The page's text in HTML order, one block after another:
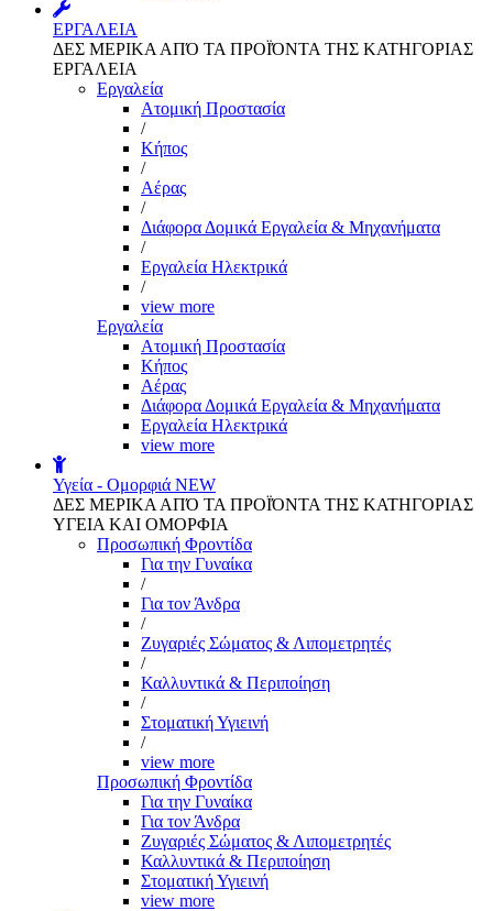
ΕΡΓΑΛΕΙΑ
ΔΕΣ ΜΕΡΙΚΑ ΑΠΌ ΤΑ ΠΡΟΪΌΝΤΑ ΤΗΣ ΚΑΤΗΓΟΡΙΑΣ
ΕΡΓΑΛΕΙΑ
Εργαλεία
Aτομική Προστασία
/
Kήπος
/
Αέρας
/
Διάφορα Δομικά Εργαλεία & Μηχανήματα
/
Εργαλεία Ηλεκτρικά
/
view more
Εργαλεία
Aτομική Προστασία
Kήπος
Αέρας
Διάφορα Δομικά Εργαλεία & Μηχανήματα
Εργαλεία Ηλεκτρικά
view more
Υγεία - Ομορφιά NEW
ΔΕΣ ΜΕΡΙΚΑ ΑΠΌ ΤΑ ΠΡΟΪΌΝΤΑ ΤΗΣ ΚΑΤΗΓΟΡΙΑΣ
ΥΓΕΙΑ ΚΑΙ ΟΜΟΡΦΙΑ
Προσωπική Φροντίδα
Για την Γυναίκα
/
Για τον Άνδρα
/
Ζυγαριές Σώματος & Λιπομετρητές
/
Καλλυντικά & Περιποίηση
/
Στοματική Υγιεινή
/
view more
Προσωπική Φροντίδα
Για την Γυναίκα
Για τον Άνδρα
Ζυγαριές Σώματος & Λιπομετρητές
Καλλυντικά & Περιποίηση
Στοματική Υγιεινή
view more